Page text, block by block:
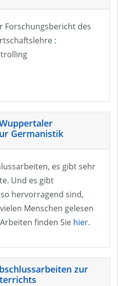
Forschungsbericht des
:
Germanistik
es gibt sehr
Und es gibt
hervorragend sind,
Menschen gelesen
finden Sie hier.
zur